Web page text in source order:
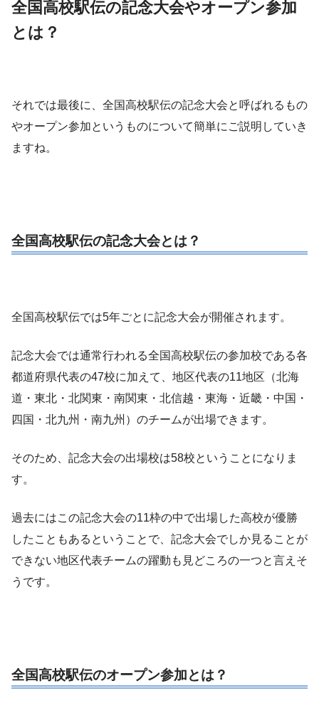
全国高校駅伝の記念大会やオープン参加
とは？
それでは最後に、全国高校駅伝の記念大会と呼ばれるもの
やオープン参加というものについて簡単にご説明していき
ますね。
全国高校駅伝の記念大会とは？
全国高校駅伝では5年ごとに記念大会が開催されます。
記念大会では通常行われる全国高校駅伝の参加校である各
都道府県代表の47校に加えて、地区代表の11地区（北海
道・東北・北関東・南関東・北信越・東海・近畿・中国・
四国・北九州・南九州）のチームが出場できます。
そのため、記念大会の出場校は58校ということになりま
す。
過去にはこの記念大会の11枠の中で出場した高校が優勝
したこともあるということで、記念大会でしか見ることが
できない地区代表チームの躍動も見どころの一つと言えそ
うです。
全国高校駅伝のオープン参加とは？